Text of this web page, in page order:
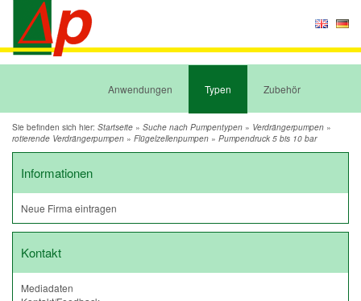
Anwendungen Typen Zubehör
Sie befinden sich hier: Startseite » Suche nach Pumpentypen » Verdrängerpumpen »
rotierende Verdrängerpumpen » Flügelzellenpumpen » Pumpendruck 5 bis 10 bar
Informationen
Neue Firma eintragen
Kontakt
Mediadaten